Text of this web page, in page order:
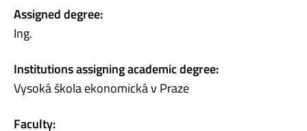
Assigned degree:
Ing.
Institutions assigning academic degree:
Vysoká škola ekonomická v Praze
Faculty: